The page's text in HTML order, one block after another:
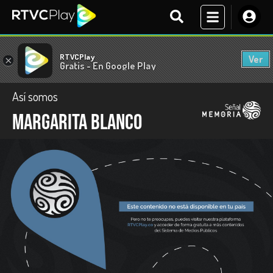
× RTVCPlay
Gratis - En Google Play
Ver
Así somos
Margarita Blanco